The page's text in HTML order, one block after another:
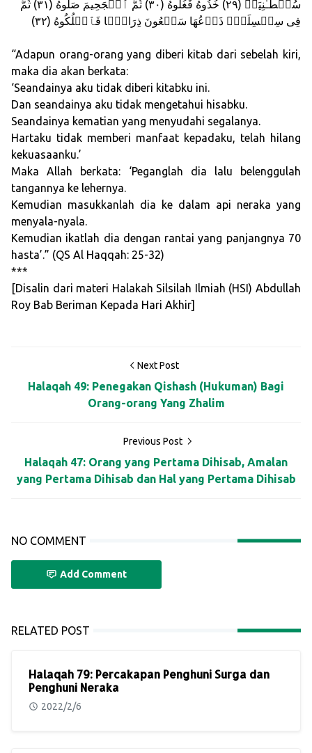
سُلۡطَـٰنِيَهۡ (٢٩) خُذُوهُ فَغُلُّوهُ (٣٠) ثُمَّ ٱلۡجَحِيمَ صَلُّوهُ (٣١) ثُمَّ
فِى سِلۡسِلَةٍ۬ ذَرۡعُهَا سَبۡعُونَ ذِرَاعً۬ا فَٱسۡلُكُوهُ (٣٢)
“Adapun orang-orang yang diberi kitab dari sebelah kiri,
maka dia akan berkata:
‘Seandainya aku tidak diberi kitabku ini.
Dan seandainya aku tidak mengetahui hisabku.
Seandainya kematian yang menyudahi segalanya.
Hartaku tidak memberi manfaat kepadaku, telah hilang
kekuasaanku.’
Maka Allah berkata: ‘Peganglah dia lalu belenggulah
tangannya ke lehernya.
Kemudian masukkanlah dia ke dalam api neraka yang
menyala-nyala.
Kemudian ikatlah dia dengan rantai yang panjangnya 70
hasta’.” (QS Al Haqqah: 25-32)
***
[Disalin dari materi Halakah Silsilah Ilmiah (HSI) Abdullah
Roy Bab Beriman Kepada Hari Akhir]
Next Post
Halaqah 49: Penegakan Qishash (Hukuman) Bagi
Orang-orang Yang Zhalim
Previous Post
Halaqah 47: Orang yang Pertama Dihisab, Amalan
yang Pertama Dihisab dan Hal yang Pertama Dihisab
NO COMMENT
Add Comment
RELATED POST
Halaqah 79: Percakapan Penghuni Surga dan
Penghuni Neraka
2022/2/6